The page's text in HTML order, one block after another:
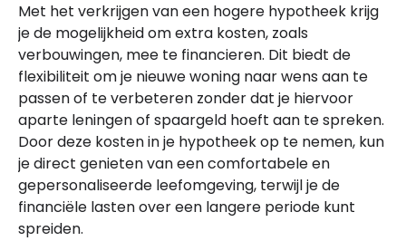
Met het verkrijgen van een hogere hypotheek krijg
je de mogelijkheid om extra kosten, zoals
verbouwingen, mee te financieren. Dit biedt de
flexibiliteit om je nieuwe woning naar wens aan te
passen of te verbeteren zonder dat je hiervoor
aparte leningen of spaargeld hoeft aan te spreken.
Door deze kosten in je hypotheek op te nemen, kun
je direct genieten van een comfortabele en
gepersonaliseerde leefomgeving, terwijl je de
financiële lasten over een langere periode kunt
spreiden.